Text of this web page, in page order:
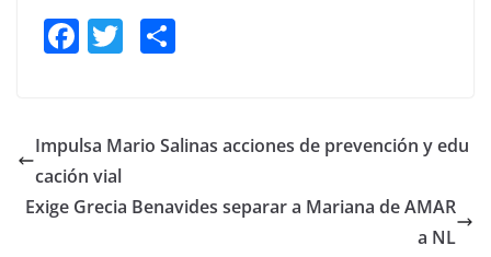
F
e
b
o
T
er e
Impulsa Mario Salinas acciones de prevención y edu
cación vial
Exige Grecia Benavides separar a Mariana de AMAR
a NL